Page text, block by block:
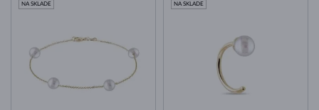
NA SKLADE NA SKLADE